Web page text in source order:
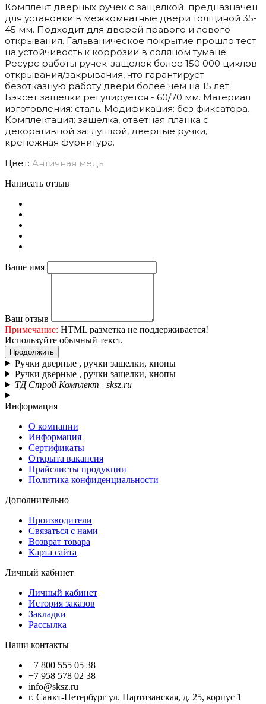
Комплект дверных ручек с защелкой предназначен
для установки в межкомнатные двери толщиной 35-
45 мм. Подходит для дверей правого и левого
открывания. Гальваническое покрытие прошло тест
на устойчивость к коррозии в соляном тумане.
Ресурс работы ручек-защелок более 150 000 циклов
открывания/закрывания, что гарантирует
безотказную работу двери более чем на 15 лет.
Бэксет защелки регулируется - 60/70 мм. Материал
изготовления: сталь. Модификация: без фиксатора.
Комплектация: защелка, ответная планка с
декоративной заглушкой, дверные ручки,
крепежная фурнитура.
Цвет: Античная медь
Написать отзыв
Ваше имя
Ваш отзыв
Примечание: HTML разметка не поддерживается!
Используйте обычный текст.
Продолжить
Ручки дверные , ручки защелки, кнопы
Ручки дверные , ручки защелки, кнопы
ТД Строй Комплект | sksz.ru
Информация
О компании
Информация
Сертификаты
Открыта вакансия
Прайслисты продукции
Политика конфиденциальности
Дополнительно
Производители
Связаться с нами
Возврат товара
Карта сайта
Личный кабинет
Личный кабинет
История заказов
Закладки
Рассылка
Наши контакты
+7 800 555 05 38
+7 958 578 02 38
info@sksz.ru
г. Санкт-Петербург ул. Партизанская, д. 25, корпус 1